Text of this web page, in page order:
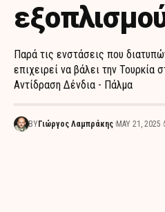
Παρά τις ενστάσεις που
επιχειρεί να βάλει την Τουρκία
Αντίδραση Δένδια - Πάλμα
BY Γιώργος Λαμπράκης MAY 21, 2025